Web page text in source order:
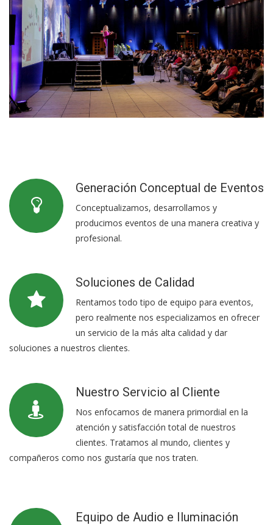
Generación Conceptual de Eventos
Conceptualizamos, desarrollamos y
producimos eventos de una manera creativa y
profesional.
Soluciones de Calidad
Rentamos todo tipo de equipo para eventos,
pero realmente nos especializamos en ofrecer
un servicio de la más alta calidad y dar
soluciones a nuestros clientes.
Nuestro Servicio al Cliente
Nos enfocamos de manera primordial en la
atención y satisfacción total de nuestros
clientes. Tratamos al mundo, clientes y
compañeros como nos gustaría que nos traten.
Equipo de Audio e Iluminación